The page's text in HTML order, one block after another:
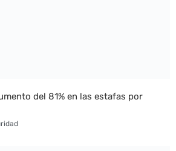
del 81% en las estafas por